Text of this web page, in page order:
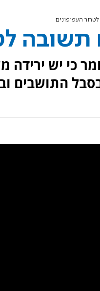
העפיפונים
כי יש
התושבים